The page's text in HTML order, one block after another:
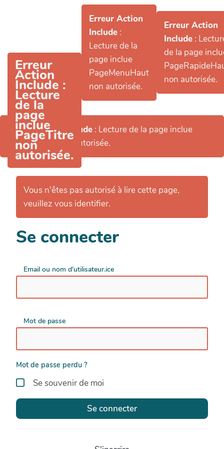
Erreur
Action
Include :
Lecture
de la
page
inclue
PageTitre
non
autorisée.
Erreur Action
Include :
Lecture de la
page inclue
PageMenuHaut
non autorisée.
Erreur Action
Include :
de la page
non autorisée.
Erreur Action Include : Lecture de la page inclue
PageHeader non autorisée.
Vous n'êtes pas autorisé à lire cette page,
veuillez vous identifier.
Se connecter
Email ou nom d'utilisateur.ice
Mot de passe
Mot de passe perdu ?
Se souvenir de moi
Se connecter